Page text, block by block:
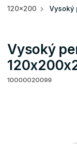
120x200
Vysoký
Vysoký
10000020099